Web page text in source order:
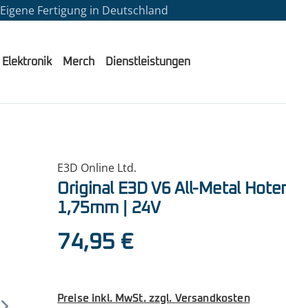
Eigene Fertigung in Deutschland
Elektronik Merch Dienstleistungen
E3D Online Ltd.
Original E3D V6 All-Metal
1,75mm | 24V
Regulärer Preis:
74,95 €
Preise inkl. MwSt. zzgl. Versandkosten